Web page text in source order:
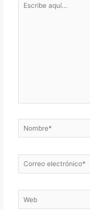
Nombre*
Correo
electrónico*
Web